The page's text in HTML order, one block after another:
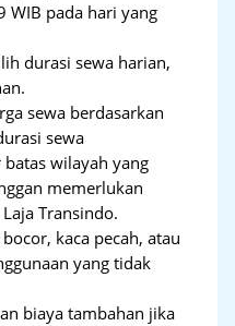
WIB pada hari yang
durasi sewa harian,
sewa berdasarkan
sewa
batas wilayah yang
memerlukan
Transindo.
kaca pecah, atau
yang tidak
biaya tambahan jika